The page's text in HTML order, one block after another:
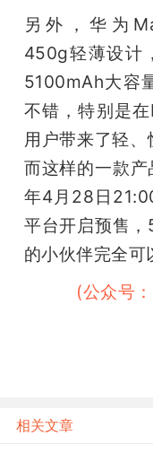
另外，华为
450g轻薄设计
5100mAh大容
不错，特别是
用户带来了轻、
而这样的一款
年4月28日
平台开启预售
的小伙伴完全可
(公众号
相关文章